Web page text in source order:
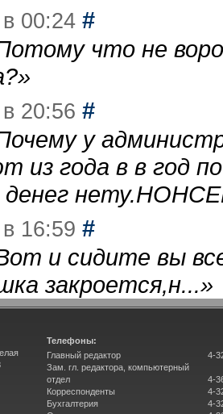
00:24 #
что не
»
20:56 #
у
из года в в год
денег
16:59 #
и сидите вы
закроется,н...»
Телефоны:
Главный редактор
Зам. гл. редактора, компьютерный
отдел
Корреспонденты
Бухгалтерия
4-
4-
4-
4-